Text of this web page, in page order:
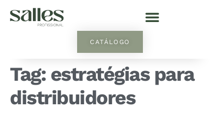
CATÁLOGO
Tag: estratégias para
distribuidores